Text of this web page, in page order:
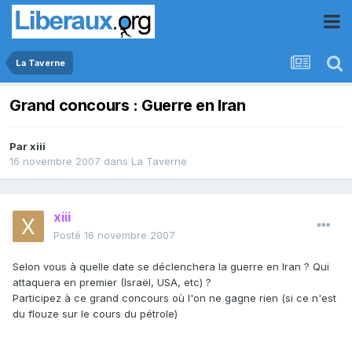
La Taverne
Grand concours : Guerre en Iran
Parxiii
16 novembre 2007 dans La Taverne
xiii
Posté 16 novembre 2007
Selon vous à quelle date se déclenchera la guerre en Iran ? Qui
attaquera en premier (Israël, USA, etc) ?
Participez à ce grand concours où l'on ne gagne rien (si ce n'est
du flouze sur le cours du pétrole)